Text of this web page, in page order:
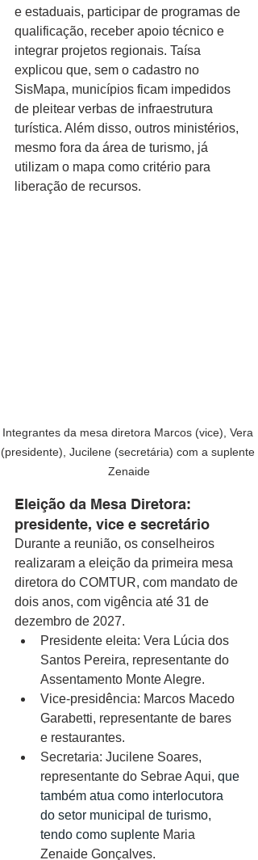
e estaduais, participar de programas de
qualificação, receber apoio técnico e
integrar projetos regionais. Taísa
explicou que, sem o cadastro no
SisMapa, municípios ficam impedidos
de pleitear verbas de infraestrutura
turística. Além disso, outros ministérios,
mesmo fora da área de turismo, já
utilizam o mapa como critério para
liberação de recursos.
Integrantes da mesa diretora Marcos (vice), Vera
(presidente), Jucilene (secretária) com a suplente
Zenaide
Eleição da Mesa Diretora:
presidente, vice e secretário
Durante a reunião, os conselheiros
realizaram a eleição da primeira mesa
diretora do COMTUR, com mandato de
dois anos, com vigência até 31 de
dezembro de 2027.
Presidente eleita: Vera Lúcia dos
Santos Pereira, representante do
Assentamento Monte Alegre.
Vice-presidência: Marcos Macedo
Garabetti, representante de bares
e restaurantes.
Secretaria: Jucilene Soares,
representante do Sebrae Aqui, que
também atua como interlocutora
do setor municipal de turismo,
tendo como suplente Maria
Zenaide Gonçalves.